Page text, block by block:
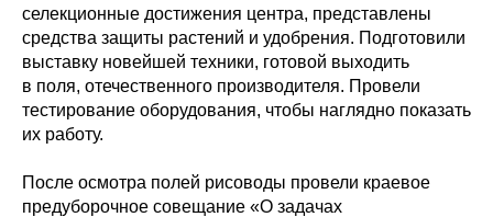
селекционные достижения центра, представлены
средства защиты растений и удобрения. Подготовили
выставку новейшей техники, готовой выходить
в поля, отечественного производителя. Провели
тестирование оборудования, чтобы наглядно показать
их работу.
После осмотра полей рисоводы провели краевое
предуборочное совещание «О задачах